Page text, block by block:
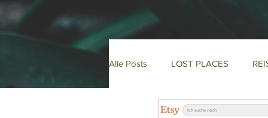
Alle Posts LOST PLACES